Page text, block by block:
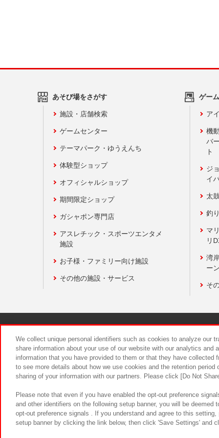
あそび場をさがす
施設・店舗検索
ゲームセンター
テーマパーク・ゆうえんち
体験型ショップ
オフィシャルショップ
期間限定ショップ
ガシャポン専門店
アスレチック・スポーツエンタメ
施設
お子様・ファミリー向け施設
その他の施設・サービス
ゲー
ア
機
バ
ト
ジ
イ
太
釣
マ
リ
湾
ー
そ
食品のご
We collect unique personal identifiers such as cookies to analyze our
share information about your use of our website with our analytics and
information that you have provided to them or that they have
to see more details about how we use cookies and the retention
sharing of your information with our partners. Please click [Do Not
Please note that even if you have enabled the opt-out preference
and other identifiers on the following setup banner, you will be
opt-out preference signals . If you understand and agree to this
setup banner by clicking the link below, then click 'Save Settings' and